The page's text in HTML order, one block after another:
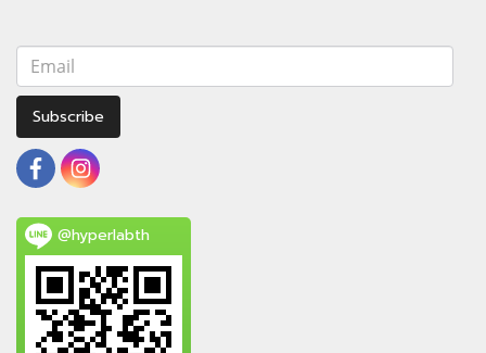
Subscribe
@hyperlabth